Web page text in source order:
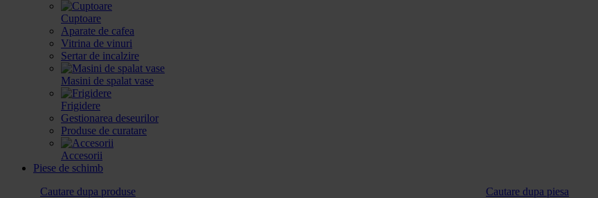
Cuptoare
Aparate de cafea
Vitrina de vinuri
Sertar de incalzire
Masini de spalat vase
Frigidere
Gestionarea deseurilor
Produse de curatare
Accesorii
Piese de schimb
Cautare dupa produse
Cautare dupa piesa